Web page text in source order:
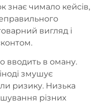
знає чимало кейсів,
вигляд і
вводить в оману.
змушує
ризику. Низька
різних